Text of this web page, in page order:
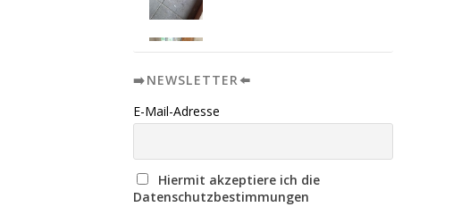
➡️NEWSLETTER⬅️
E-Mail-Adresse
Hiermit akzeptiere ich die
Datenschutzbestimmungen